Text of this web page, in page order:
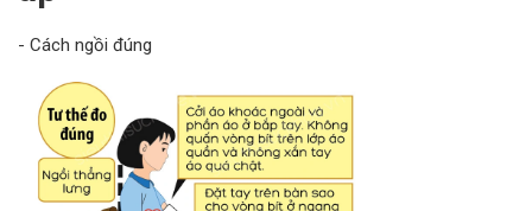
- Cách ngồi đúng